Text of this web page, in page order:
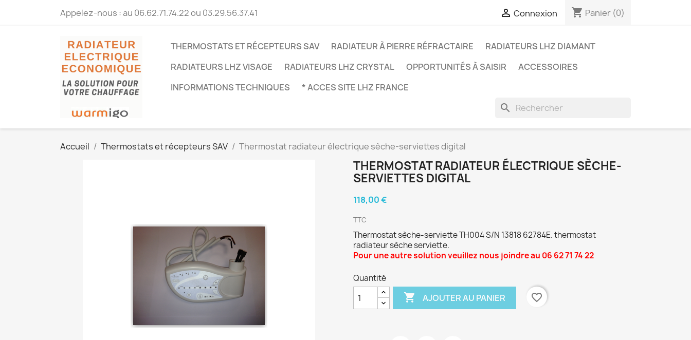
Appelez-nous :au 06.62.71.74.22 ou 03.29.56.37.41  Connexion shopping_cart Panier (0)
THERMOSTATS ET RÉCEPTEURS SAV RADIATEUR À PIERRE RÉFRACTAIRE
RADIATEURS LHZ DIAMANT
RADIATEURS LHZ VISAGE
RADIATEURS LHZ CRYSTAL OPPORTUNITÉS À SAISIR
ACCESSOIRES
INFORMATIONS TECHNIQUES
* ACCES SITE LHZ FRANCE
search
Accueil Thermostats et récepteurs SAV Thermostat radiateur électrique sèche-serviettes digital
THERMOSTAT RADIATEUR ÉLECTRIQUE SÈCHE-
SERVIETTES DIGITAL
118,00 €
TTC
Thermostat sèche-serviette TH004 S/N 13818 62784E. thermostat
radiateur sèche serviette.
Pour une autre solution veuillez nous joindre au 06 62 71 74 22
Quantité
 AJOUTER AU PANIER favorite_border